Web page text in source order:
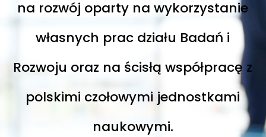
na rozwój oparty na wykorzystanie
własnych prac działu Badań i
Rozwoju oraz na ścisłą współpracę z
polskimi czołowymi jednostkami
naukowymi.